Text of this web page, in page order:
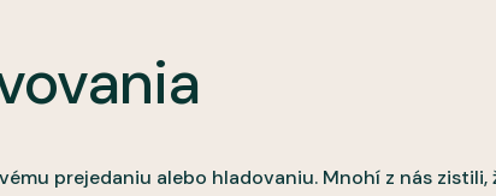
prejedaniu alebo hladovaniu. Mnohí z nás zistili,